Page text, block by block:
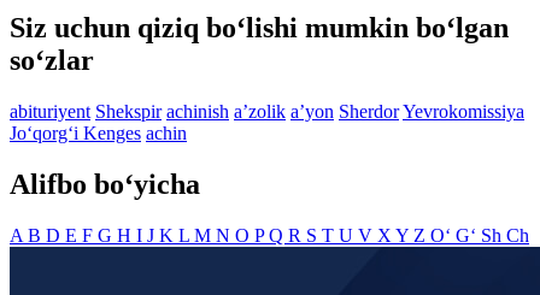
Siz uchun qiziq bo‘lishi mumkin bo‘lgan
so‘zlar
abituriyent Shekspir achinish aʼzolik aʼyon SherdorYevrokomissiya
Jo‘qorg‘i Kenges achin
Alifbo bo‘yicha
A B D E F G H I J K L M N O PQ R S T U V X Y Z O‘ G‘ Sh Ch